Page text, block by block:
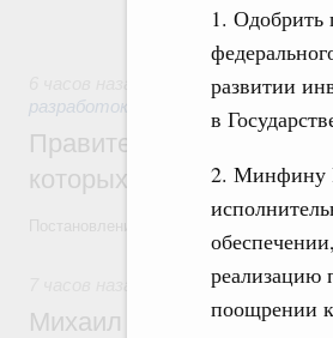
1. Одобрить
развитии
в
2. Минфину
реализацию
поощрении
Государственная
разработок
Правительство
которых
Отрасль
Михаил Мишустин дал